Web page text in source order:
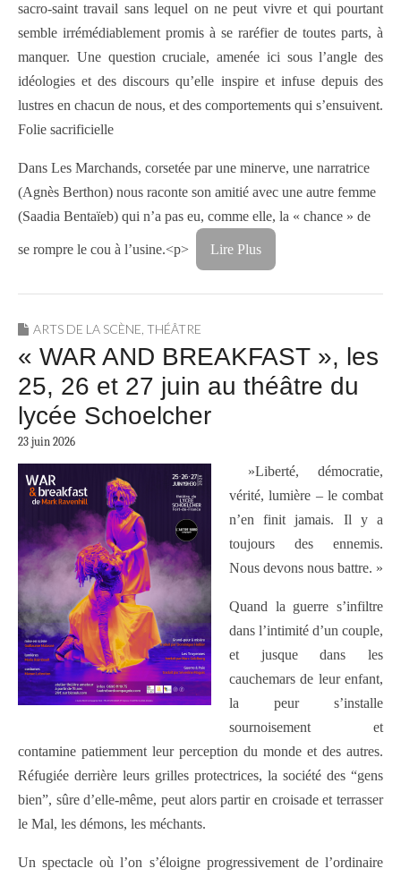
sacro-saint travail sans lequel on ne peut vivre et qui pourtant
semble irrémédiablement promis à se raréfier de toutes parts, à
manquer. Une question cruciale, amenée ici sous l’angle des
idéologies et des discours qu’elle inspire et infuse depuis des
lustres en chacun de nous, et des comportements qui s’ensuivent.
Folie sacrificielle
Dans Les Marchands, corsetée par une minerve, une narratrice
(Agnès Berthon) nous raconte son amitié avec une autre femme
(Saadia Bentaïeb) qui n’a pas eu, comme elle, la « chance » de
se rompre le cou à l’usine.<p> Lire Plus
ARTS DE LA SCÈNE THÉÂTRE
« WAR AND BREAKFAST », les
25, 26 et 27 juin au théâtre du
lycée Schoelcher
23 juin 2026
​ »Liberté, démocratie,
vérité, lumière – le combat
n’en finit jamais. Il y a
toujours des ennemis.
Nous devons nous battre. »
Quand la guerre s’infiltre
dans l’intimité d’un couple,
et jusque dans les
cauchemars de leur enfant,
la peur s’installe
sournoisement et
contamine patiemment leur perception du monde et des autres.
Réfugiée derrière leurs grilles protectrices, la société des “gens
bien”, sûre d’elle-même, peut alors partir en croisade et terrasser
le Mal, les démons, les méchants.
Un spectacle où l’on s’éloigne progressivement de l’ordinaire